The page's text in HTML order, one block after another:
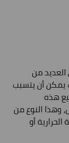
من
يمكن أن يتسبب
هذه
وهذا النوع من
أو